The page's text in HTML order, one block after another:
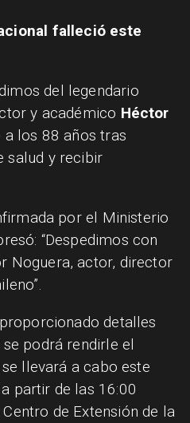
falleció este
del legendario
y académico Héctor
a los 88 años tras
salud y recibir
por el Ministerio
“Despedimos con
Noguera, actor, director
detalles
podrá rendirle el
llevará a cabo este
a partir de las 16:00
de Extensión de la